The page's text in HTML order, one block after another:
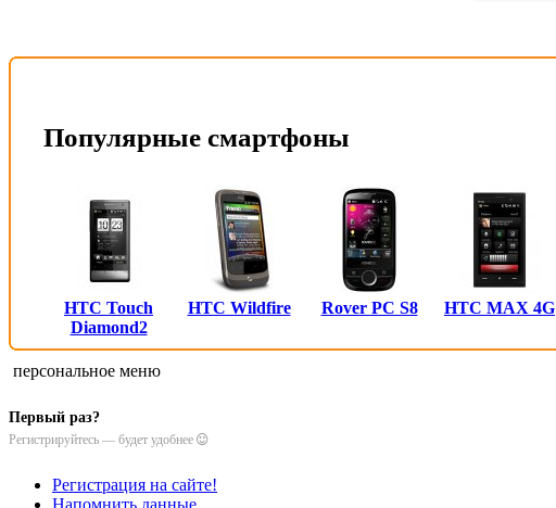
Популярные смартфоны
HTC Touch
Diamond2
HTC Wildfire Rover PC S8 HTC MAX 4G
персональное меню
Первый раз?
Регистрируйтесь — будет удобнее
Регистрация на сайте!
Напомнить данные